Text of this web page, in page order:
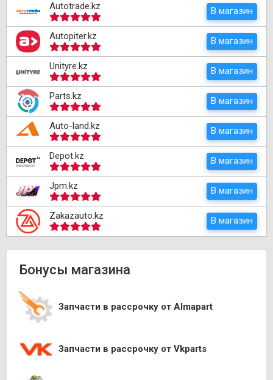
Autotrade.kz В магазин
Autopiter.kz В магазин
Unityre.kz В магазин
Parts.kz В магазин
Auto-land.kz В магазин
Depot.kz В магазин
Jpm.kz В магазин
Zakazauto.kz В магазин
Бонусы магазина
Запчасти в рассрочку от Almapart
Запчасти в рассрочку от Vkparts